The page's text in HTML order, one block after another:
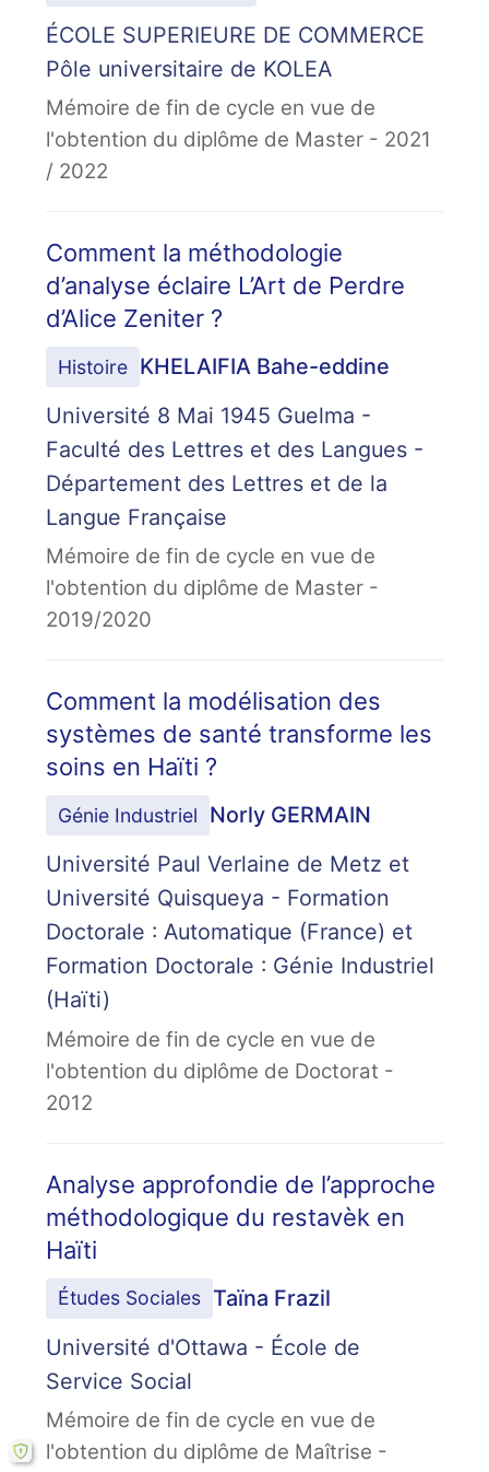
ÉCOLE SUPERIEURE DE COMMERCE
Pôle universitaire de KOLEA
Mémoire de fin de cycle en vue de
l'obtention du diplôme de Master - 2021
/ 2022
Comment la méthodologie
d’analyse éclaire L’Art de Perdre
d’Alice Zeniter ?
Histoire KHELAIFIA Bahe-eddine
Université 8 Mai 1945 Guelma -
Faculté des Lettres et des Langues -
Département des Lettres et de la
Langue Française
Mémoire de fin de cycle en vue de
l'obtention du diplôme de Master -
2019/2020
Comment la modélisation des
systèmes de santé transforme les
soins en Haïti ?
Génie Industriel
Norly GERMAIN
Université Paul Verlaine de Metz et
Université Quisqueya - Formation
Doctorale : Automatique (France) et
Formation Doctorale : Génie Industriel
(Haïti)
Mémoire de fin de cycle en vue de
l'obtention du diplôme de Doctorat -
2012
Analyse approfondie de l’approche
méthodologique du restavèk en
Haïti
Études Sociales Taïna Frazil
Université d'Ottawa - École de
Service Social
Mémoire de fin de cycle en vue de
l'obtention du diplôme de Maîtrise -